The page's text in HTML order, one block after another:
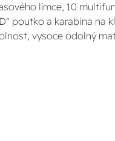
límce, 10
poutko a karabina na
vysoce odolný